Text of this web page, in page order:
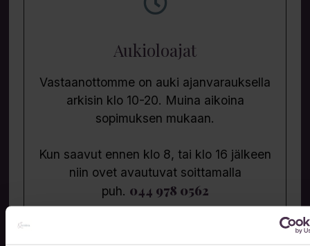
Aukioloajat
Vastaanottomme on auki ajanvarauksella
arkisin klo 10-20. Muina aikoina
sopimuksen mukaan.
Kun saavut ennen klo 8, tai klo 16 jälkeen
niin ovet avautuvat soittamalla
puh. 044 978 0562